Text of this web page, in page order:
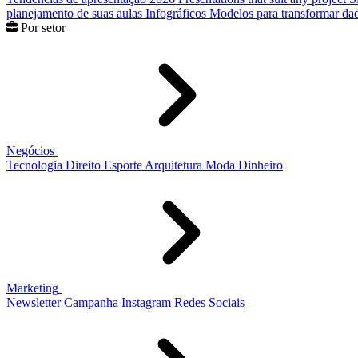
planejamento de suas aulas Infográficos Modelos para transformar
Por setor
Negócios
Tecnologia Direito Esporte Arquitetura Moda Dinheiro
Marketing
Newsletter Campanha Instagram Redes Sociais